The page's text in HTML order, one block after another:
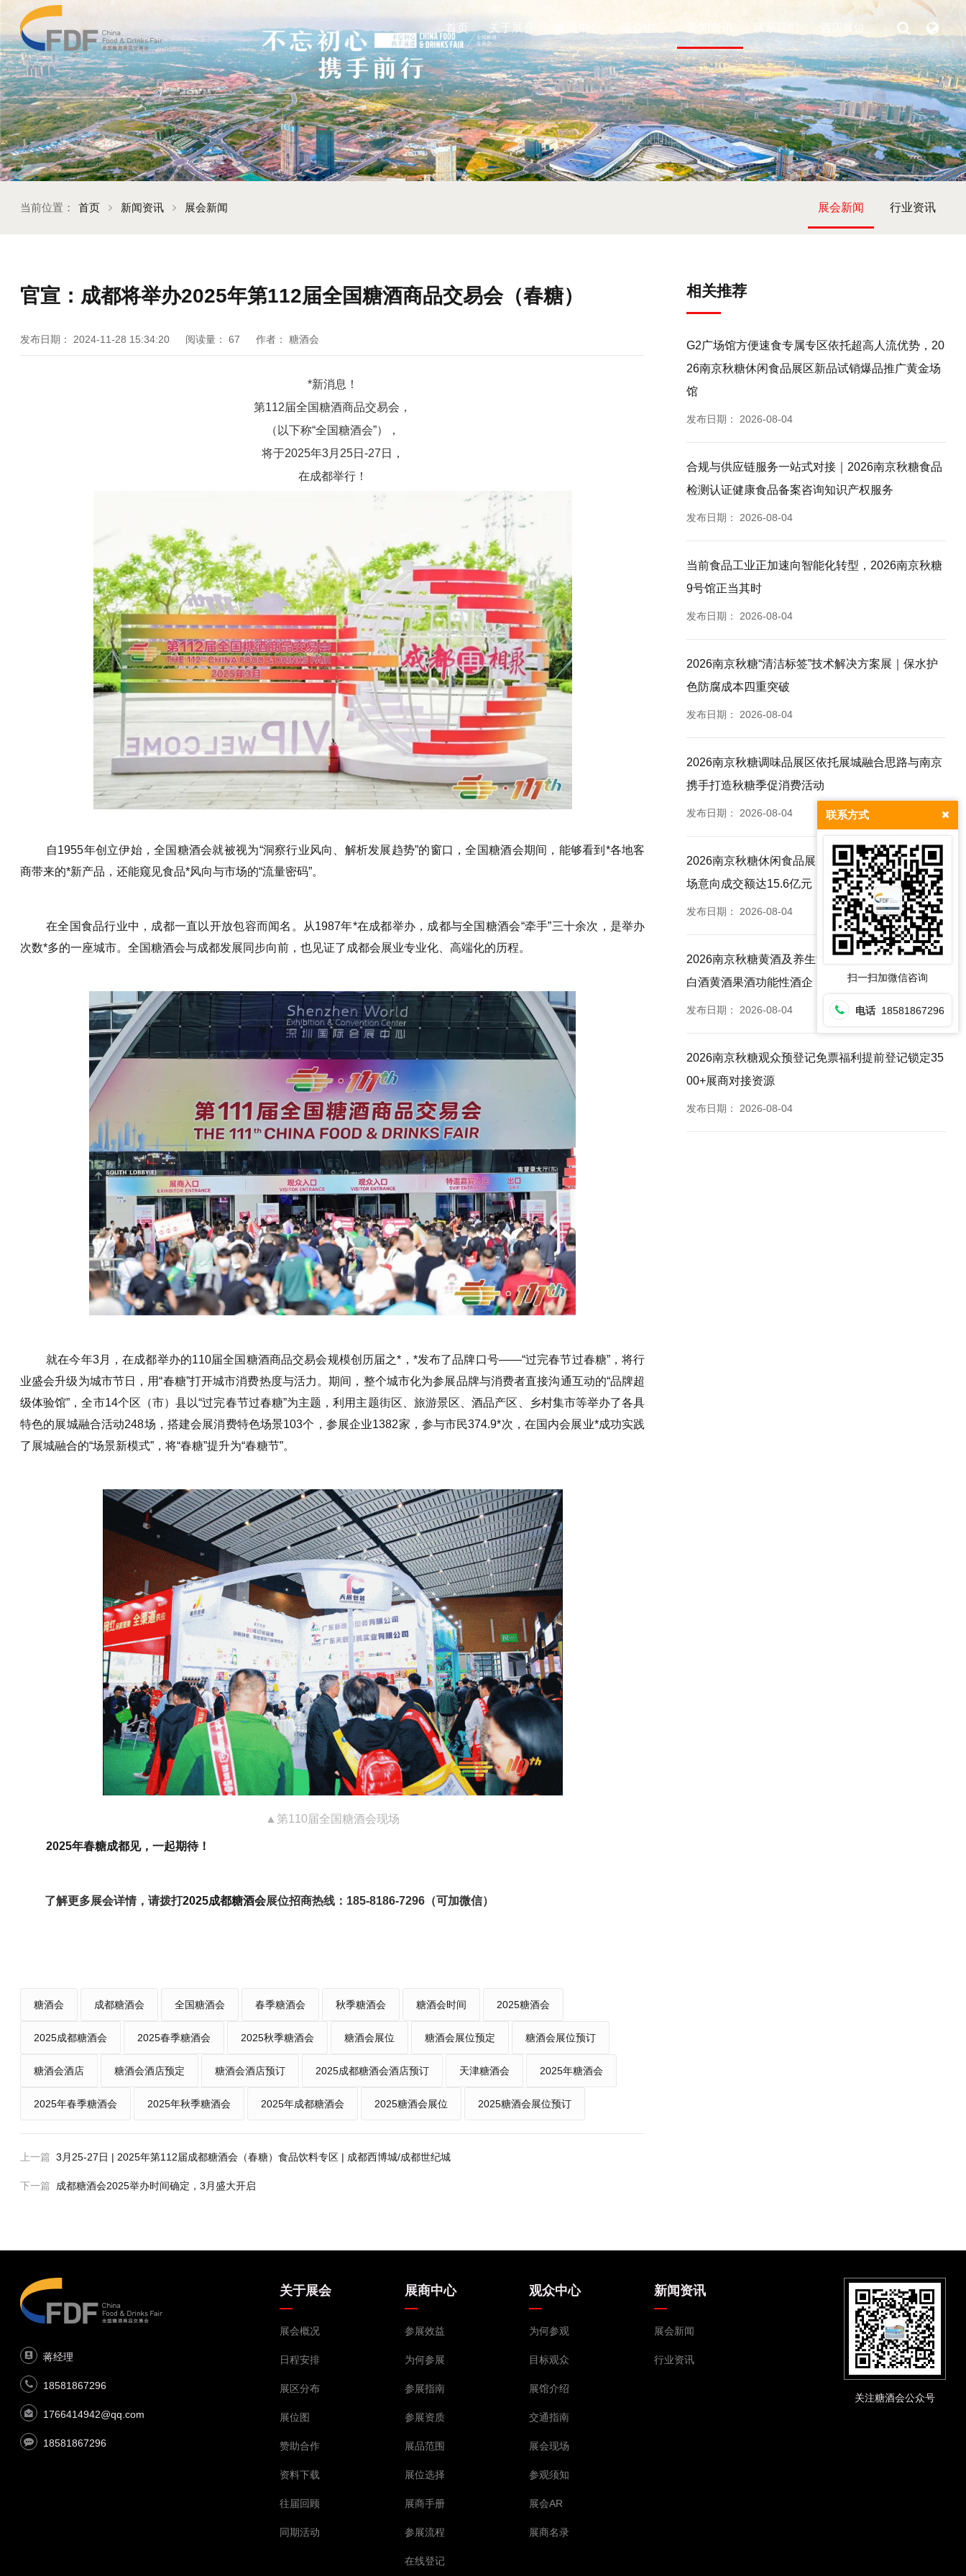
首页 关于展会 酒店展位
当前位置： 首页 新闻资讯 展会新闻 展会新闻 行业资讯
官宣：成都将举办2025年第112届全国糖酒商品交易会（春糖）
发布日期： 2024-11-28 15:34:20 阅读量： 67 作者： 糖酒会
*新消息！
第112届全国糖酒商品交易会，
（以下称“全国糖酒会”），
将于2025年3月25日-27日，
在成都举行！
自1955年创立伊始，全国糖酒会就被视为“洞察行业风向、解析发展趋势”的窗口，全国糖酒会期间，能够看到*各地客
商带来的*新产品，还能窥见食品*风向与市场的“流量密码”。
在全国食品行业中，成都一直以开放包容而闻名。从1987年*在成都举办，成都与全国糖酒会“牵手”三十余次，是举办
次数*多的一座城市。全国糖酒会与成都发展同步向前，也见证了成都会展业专业化、高端化的历程。
就在今年3月，在成都举办的110届全国糖酒商品交易会规模创历届之*，*发布了品牌口号——“过完春节过春糖”，将行
业盛会升级为城市节日，用“春糖”打开城市消费热度与活力。期间，整个城市化为参展品牌与消费者直接沟通互动的“品牌超
级体验馆”，全市14个区（市）县以“过完春节过春糖”为主题，利用主题街区、旅游景区、酒品产区、乡村集市等举办了各具
特色的展城融合活动248场，搭建会展消费特色场景103个，参展企业1382家，参与市民374.9*次，在国内会展业*成功实践
了展城融合的“场景新模式”，将“春糖”提升为“春糖节”。
▲第110届全国糖酒会现场
2025年春糖成都见，一起期待！
了解更多展会详情，请拨打2025成都糖酒会展位招商热线：185-8186-7296（可加微信）
糖酒会 成都糖酒会 全国糖酒会 春季糖酒会 秋季糖酒会 糖酒会时间 2025糖酒会
2025成都糖酒会 2025春季糖酒会 2025秋季糖酒会 糖酒会展位 糖酒会展位预定 糖酒会展位预订
糖酒会酒店 糖酒会酒店预定 糖酒会酒店预订 2025成都糖酒会酒店预订 天津糖酒会 2025年糖酒会
2025年春季糖酒会 2025年秋季糖酒会 2025年成都糖酒会 2025糖酒会展位 2025糖酒会展位预订
上一篇 3月25-27日 | 2025年第112届成都糖酒会（春糖）食品饮料专区 | 成都西博城/成都世纪城
下一篇 成都糖酒会2025举办时间确定，3月盛大开启‌
相关推荐
G2广场馆方便速食专属专区依托超高人流优势，20
26南京秋糖休闲食品展区新品试销爆品推广黄金场
馆
发布日期： 2026-08-04
合规与供应链服务一站式对接｜2026南京秋糖食品
检测认证健康食品备案咨询知识产权服务
发布日期： 2026-08-04
当前食品工业正加速向智能化转型，2026南京秋糖
9号馆正当其时
发布日期： 2026-08-04
2026南京秋糖“清洁标签”技术解决方案展｜保水护
色防腐成本四重突破
发布日期： 2026-08-04
2026南京秋糖调味品展区依托展城融合思路与南京
携手打造秋糖季促消费活动
发布日期： 2026-08-04
2026南京秋糖休闲食品展区往届830家企业参展现
场意向成交额达15.6亿元
发布日期： 2026-08-04
2026南京秋糖黄酒及养生酒专区深耕酿造创新适配
白酒黄酒果酒功能性酒企
发布日期： 2026-08-04
2026南京秋糖观众预登记免票福利提前登记锁定35
00+展商对接资源
发布日期： 2026-08-04
蒋经理
18581867296
1766414942@qq.com
18581867296
关注糖酒会公众号
关于展会
展会概况
日程安排
展区分布
展位图
赞助合作
资料下载
往届回顾
同期活动
展商中心
参展效益
为何参展
参展指南
参展资质
展品范围
展位选择
展商手册
参展流程
在线登记
观众中心
为何参观
目标观众
展馆介绍
交通指南
展会现场
参观须知
展会AR
展商名录
新闻资讯
展会新闻
行业资讯
联系方式
扫一扫加微信咨询
电话 18581867296